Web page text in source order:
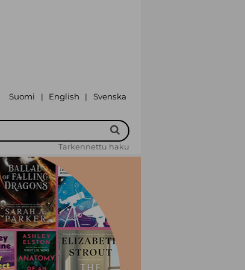
Suomi | English | Svenska
Tarkennettu haku